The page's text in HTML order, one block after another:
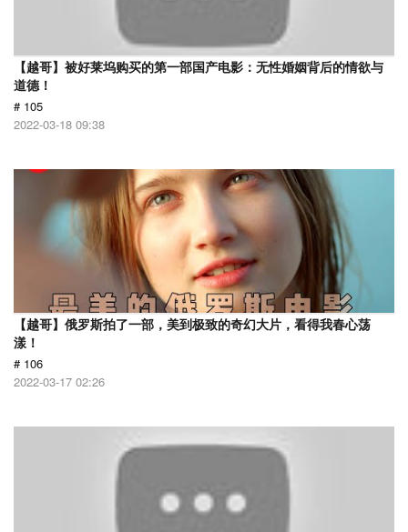
【越哥】被好莱坞购买的第一部国产电影：无性婚姻背后的情欲与
道德！
# 105
2022-03-18 09:38
【越哥】俄罗斯拍了一部，美到极致的奇幻大片，看得我春心荡
漾！
# 106
2022-03-17 02:26